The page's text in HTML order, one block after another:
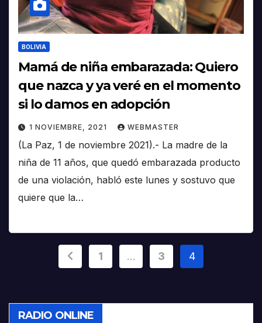
BOLIVIA
Mamá de niña embarazada: Quiero
que nazca y ya veré en el momento
si lo damos en adopción
1 NOVIEMBRE, 2021 WEBMASTER
(La Paz, 1 de noviembre 2021).- La madre de la
niña de 11 años, que quedó embarazada producto
de una violación, habló este lunes y sostuvo que
quiere que la…
Paginación
entradas
1 … 3 4
RADIO ONLINE